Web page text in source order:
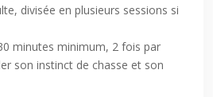
divisée en plusieurs sessions si
minutes minimum, 2 fois par
son instinct de chasse et son